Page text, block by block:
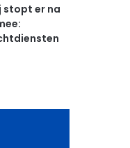
stopt er na